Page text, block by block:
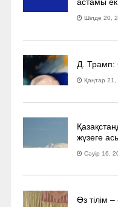
Шілде 20,
Д. Трамп:
Қаңтар 21,
жүзеге
Сәуір 16,
Өз тілім –